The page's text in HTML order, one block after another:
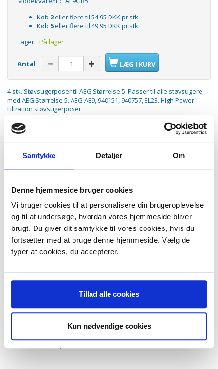
Samtykke Detaljer Om
Denne hjemmeside bruger cookies
Vi bruger cookies til at personalisere din brugeroplevelse
og til at undersøge, hvordan vores hjemmeside bliver
brugt. Du giver dit samtykke til vores cookies, hvis du
fortsætter med at bruge denne hjemmeside. Vælg de
typer af cookies, du accepterer.
Tillad alle cookies
Kun nødvendige cookies
Køb 2eller flere til 54,95 DKKpr stk.
Køb 5eller flere til 49,95 DKKpr stk.
Lager: På lager
Antal LÆG I KURV
4 stk. Støvsugerposer til AEG Størrelse 5. Passer til alle støvsugere
med AEG Størrelse 5. AEG AE9, 940151, 940757, EL23. HIgh Power
Filtration støvsugerposer
Passer til:
AEG AE 3450
AEG AE 3455
AEG AE 3460
AEG AE 3465
AEG Vampyrino Colore
AEG Vampyrino E
AEG Vampyrino EC
AEG Vampyrino Elecrtonic
AEG Vampyrino Exquisit
AEG Vampyyrino LX
AEG Vampyrino S
AEG Vampyrino Space
AEG Vampyrino SX
AEG Smart 140.00
AEG Ecotec